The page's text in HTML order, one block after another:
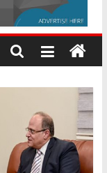
درب..
وتبقى
هي